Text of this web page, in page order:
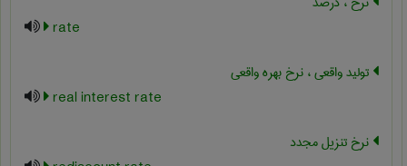
rate
تولید واقعی ، نرخ بهره واقعی
real interest rate
نرخ تنزیل مجدد